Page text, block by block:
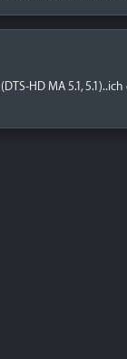
HD MA 5.1,